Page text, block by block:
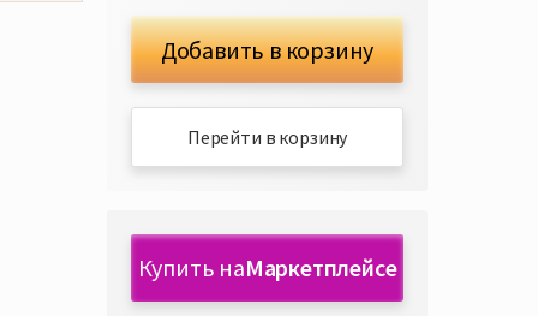
Добавить в корзину
Перейти в корзину
Купить наМаркетплейсе